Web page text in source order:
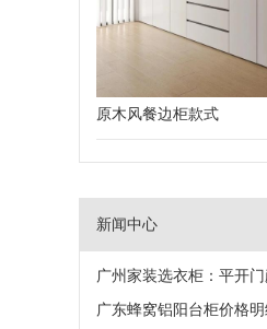
原木风餐边柜款式
新闻中心
广州家装选衣柜：平开
门更省空间
广东蜂窝铝阳台柜价格